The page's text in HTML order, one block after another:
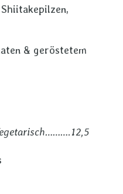
& geröstetem